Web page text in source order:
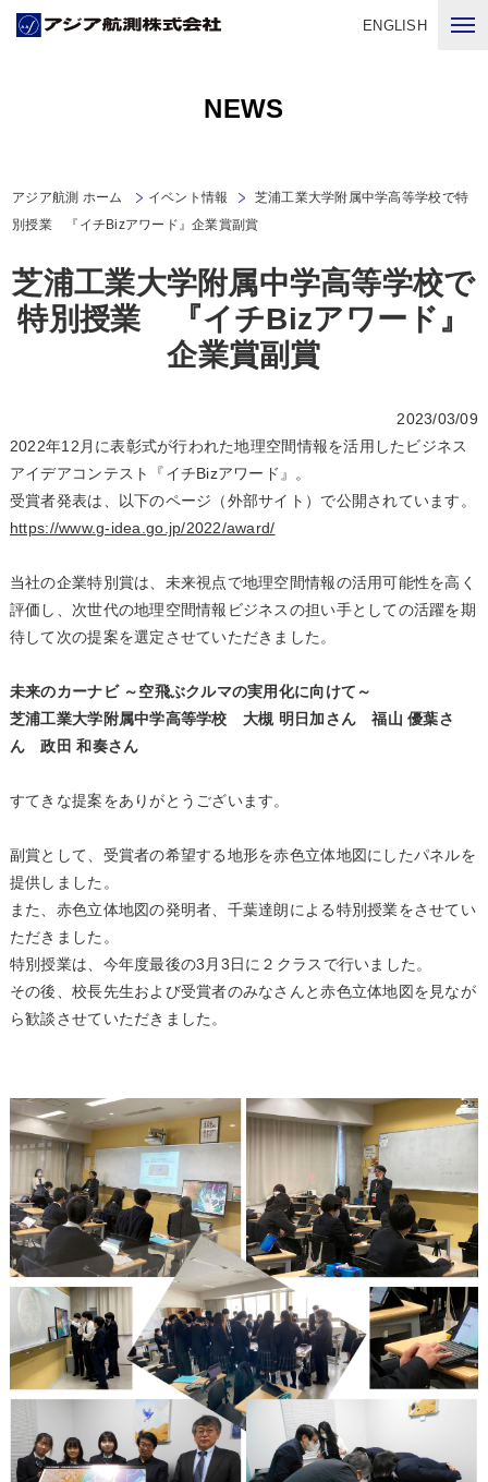
ENGLISH
NEWS
アジア航測 ホーム イベント情報
芝浦工業大学附属中学高等学校で特
別授業 『イチBizアワード』企業賞副賞
芝浦工業大学附属中学高等学校で
特別授業 『イチBizアワード』
企業賞副賞
2023/03/09
2022年12月に表彰式が行われた地理空間情報を活用したビジネス
アイデアコンテスト『イチBizアワード』。
受賞者発表は、以下のページ（外部サイト）で公開されています。
https://www.g-idea.go.jp/2022/award/
当社の企業特別賞は、未来視点で地理空間情報の活用可能性を高く
評価し、次世代の地理空間情報ビジネスの担い手としての活躍を期
待して次の提案を選定させていただきました。
未来のカーナビ ～空飛ぶクルマの実用化に向けて～
芝浦工業大学附属中学高等学校 大槻 明日加さん 福山 優葉さ
ん 政田 和奏さん
すてきな提案をありがとうございます。
副賞として、受賞者の希望する地形を赤色立体地図にしたパネルを
提供しました。
また、赤色立体地図の発明者、千葉達朗による特別授業をさせてい
ただきました。
特別授業は、今年度最後の3月3日に２クラスで行いました。
その後、校長先生および受賞者のみなさんと赤色立体地図を見なが
ら歓談させていただきました。